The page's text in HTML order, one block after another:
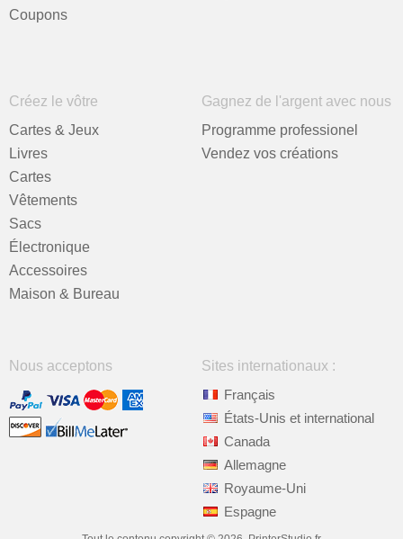
Coupons
Créez le vôtre
Cartes & Jeux
Livres
Cartes
Vêtements
Sacs
Électronique
Accessoires
Maison & Bureau
Gagnez de l'argent avec nous
Programme professionel
Vendez vos créations
Nous acceptons
Sites internationaux :
Français
États-Unis et international
Canada
Allemagne
Royaume-Uni
Espagne